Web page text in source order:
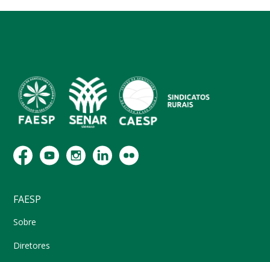
FAESP
Sobre
Diretores